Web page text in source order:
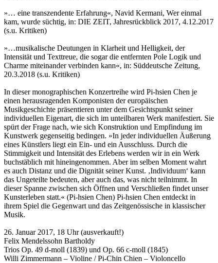
»… eine transzendente Erfahrung«, Navid Kermani, Wer einmal
kam, wurde süchtig, in: DIE ZEIT, Jahresrückblick 2017, 4.12.2017
(s.u. Kritiken)
»…musikalische Deutungen in Klarheit und Helligkeit, der
Intensität und Texttreue, die sogar die entfernten Pole Logik und
Charme miteinander verbinden kann«, in: Süddeutsche Zeitung,
20.3.2018 (s.u. Kritiken)
In dieser monographischen Konzertreihe wird Pi-hsien Chen je
einen herausragenden Komponisten der europäischen
Musikgeschichte präsentieren unter dem Gesichtspunkt seiner
individuellen Eigenart, die sich im unteilbaren Werk manifestiert. Sie
spürt der Frage nach, wie sich Konstruktion und Empfindung im
Kunstwerk gegenseitig bedingen. »In jeder individuellen Äußerung
eines Künstlers liegt ein Ein- und ein Ausschluss. Durch die
Stimmigkeit und Intensität des Erlebens werden wir in ein Werk
buchstäblich mit hineingenommen. Aber im selben Moment wahrt
es auch Distanz und die Dignität seiner Kunst. ‚Individuum‘ kann
das Ungeteilte bedeuten, aber auch das, was nicht teilnimmt. In
dieser Spanne zwischen sich Öffnen und Verschließen findet unser
Kunsterleben statt.« (Pi-hsien Chen) Pi-hsien Chen entdeckt in
ihrem Spiel die Gegenwart und das Zeitgenössische in klassischer
Musik.
26. Januar 2017, 18 Uhr (ausverkauft!)
Felix Mendelssohn Bartholdy
Trios Op. 49 d-moll (1839) und Op. 66 c-moll (1845)
Willi Zimmermann – Violine / Pi-Chin Chien – Violoncello